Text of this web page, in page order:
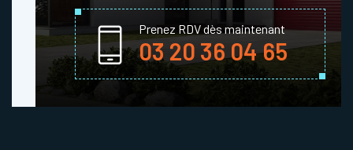
Prenez RDV dès maintenant
03 20 36 04 65